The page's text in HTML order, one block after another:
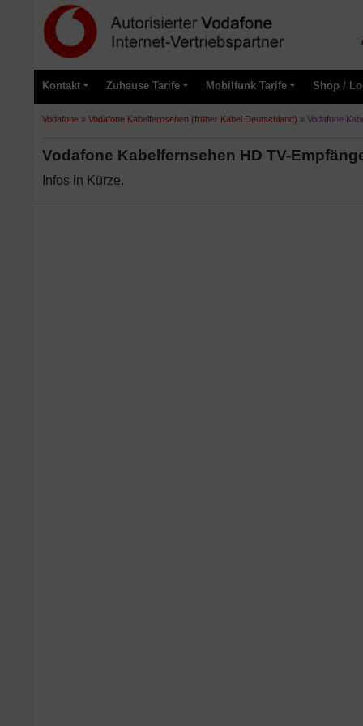
Kontakt Zuhause Tarife Mobilfunk Tarife Shop /
Vodafone » Vodafone Kabelfernsehen (früher Kabel Deutschland) » Vodafone
Vodafone Kabelfernsehen HD TV-
Infos in Kürze.